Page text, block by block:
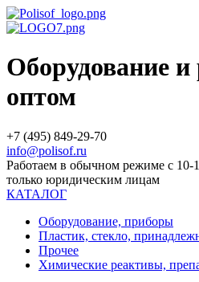
Оборудование
оптом
+7 (495) 849-29-70
info@polisof.ru
Работаем в обычном режиме с
только юридическим лицам
КАТАЛОГ
Оборудование, приборы
Пластик, стекло,
Прочее
Химические реактивы,